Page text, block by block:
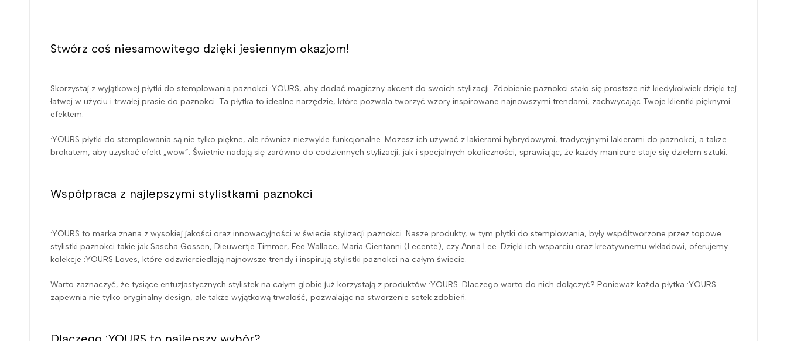
Stwórz coś niesamowitego dzięki jesiennym okazjom!
Skorzystaj z wyjątkowej płytki do stemplowania paznokci :YOURS, aby dodać magiczny akcent do swoich stylizacji. Zdobienie paznokci stało się prostsze niż kiedykolwiek dzięki tej
łatwej w użyciu i trwałej prasie do paznokci. Ta płytka to idealne narzędzie, które pozwala tworzyć wzory inspirowane najnowszymi trendami, zachwycając Twoje klientki pięknymi
efektem.
:YOURS płytki do stemplowania są nie tylko piękne, ale również niezwykle funkcjonalne. Możesz ich używać z lakierami hybrydowymi, tradycyjnymi lakierami do paznokci, a także
brokatem, aby uzyskać efekt „wow”. Świetnie nadają się zarówno do codziennych stylizacji, jak i specjalnych okoliczności, sprawiając, że każdy manicure staje się dziełem sztuki.
Współpraca z najlepszymi stylistkami paznokci
:YOURS to marka znana z wysokiej jakości oraz innowacyjności w świecie stylizacji paznokci. Nasze produkty, w tym płytki do stemplowania, były współtworzone przez topowe
stylistki paznokci takie jak Sascha Gossen, Dieuwertje Timmer, Fee Wallace, Maria Cientanni (Lecenté), czy Anna Lee. Dzięki ich wsparciu oraz kreatywnemu wkładowi, oferujemy
kolekcje :YOURS Loves, które odzwierciedlają najnowsze trendy i inspirują stylistki paznokci na całym świecie.
Warto zaznaczyć, że tysiące entuzjastycznych stylistek na całym globie już korzystają z produktów :YOURS. Dlaczego warto do nich dołączyć? Ponieważ każda płytka :YOURS
zapewnia nie tylko oryginalny design, ale także wyjątkową trwałość, pozwalając na stworzenie setek zdobień.